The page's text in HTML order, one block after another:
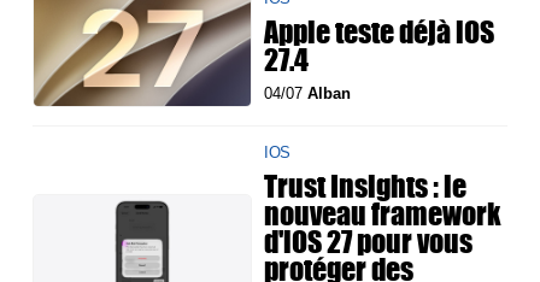
Apple teste déjà iOS
27.4
04/07Alban
IOS
Trust Insights : le
nouveau framework
d'iOS 27 pour vous
protéger des